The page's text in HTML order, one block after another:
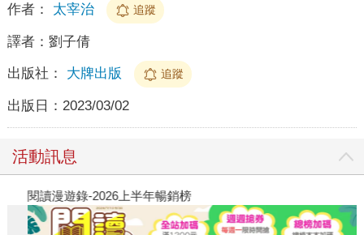
作者： 太宰治 追蹤
譯者： 劉子倩
出版社： 大牌出版 追蹤
出版日： 2023/03/02
活動訊息
閱讀漫遊錄-2026上半年暢銷榜